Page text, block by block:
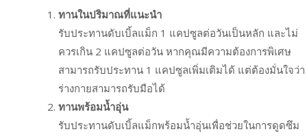
ทานในปริมาณที่แนะนำ
รับประทานดับเบิ้ลแม็ก 1 แคปซูลต่อวันเป็นหลัก และไม่
ควรเกิน 2 แคปซูลต่อวัน หากคุณมีความต้องการพิเศษ
สามารถรับประทาน 1 แคปซูลเพิ่มเติมได้ แต่ต้องมั่นใจว่า
ร่างกายสามารถรับมือได้
ทานพร้อมน้ำอุ่น
รับประทานดับเบิ้ลแม็กพร้อมน้ำอุ่นเพื่อช่วยในการดูดซึม